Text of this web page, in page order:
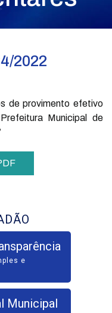
2022
de provimento efetivo
Municipal de
e
Municipal